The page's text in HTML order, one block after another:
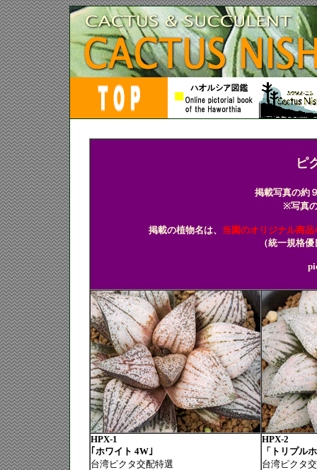
ピ
掲載写真の約
※写真
掲載の植物名は、 当園のオリジナル商品
（統一規格
HPX-1
｢ホワイト 4W｣
台湾ピクタ交配特選
HPX-2
「トリプル
台湾ピクタ